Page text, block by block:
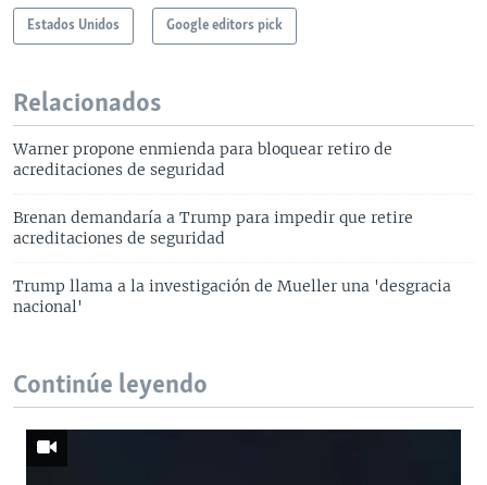
Estados Unidos Google editors pick
Relacionados
Warner propone enmienda para bloquear retiro de
acreditaciones de seguridad
Brenan demandaría a Trump para impedir que retire
acreditaciones de seguridad
Trump llama a la investigación de Mueller una 'desgracia
nacional'
Continúe leyendo